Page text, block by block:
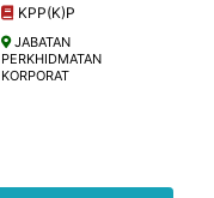
KPP(K)P
JABATAN
PERKHIDMATAN
KORPORAT